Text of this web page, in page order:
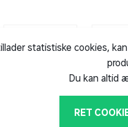
statistiske cookies,
Du kan altid
RET